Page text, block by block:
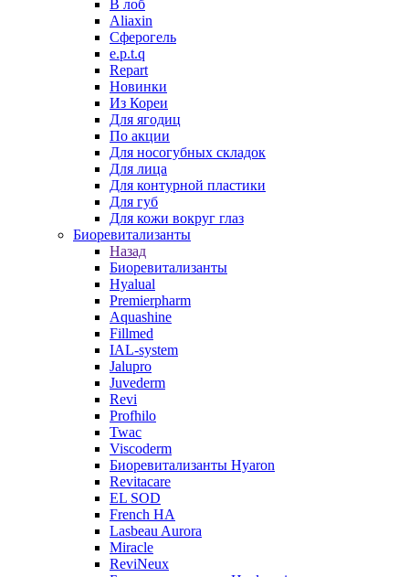
В лоб
Aliaxin
Сферогель
e.p.t.q
Repart
Новинки
Из Кореи
Для ягодиц
По акции
Для носогубных складок
Для лица
Для контурной пластики
Для губ
Для кожи вокруг глаз
Биоревитализанты
Назад
Биоревитализанты
Hyalual
Premierpharm
Aquashine
Fillmed
IAL-system
Jalupro
Juvederm
Revi
Profhilo
Twac
Viscoderm
Биоревитализанты Hyaron
Revitacare
EL SOD
French HA
Lasbeau Aurora
Miracle
ReviNeux